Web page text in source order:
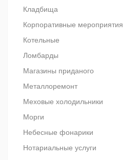
Кладбища
Корпоративные мероприятия
Котельные
Ломбарды
Магазины приданого
Металлоремонт
Меховые холодильники
Морги
Небесные фонарики
Нотариальные услуги